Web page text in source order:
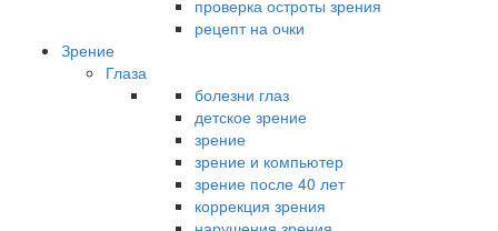
проверка остроты зрения
рецепт на очки
Зрение
Глаза
болезни глаз
детское зрение
зрение
зрение и компьютер
зрение после 40 лет
коррекция зрения